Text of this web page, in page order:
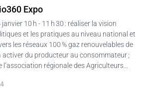
Expo
10 h - 11 h 30 : réaliser la vision
et les pratiques au niveau national et
les réseaux 100 % gaz renouvelables de
activer du producteur au consommateur ;
l’association régionale des Agriculteurs…